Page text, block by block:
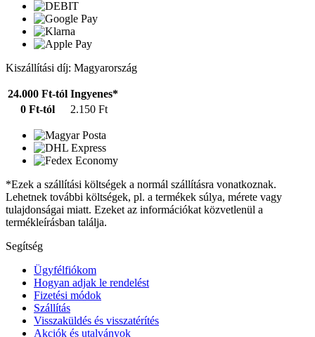
Kiszállítási díj: Magyarország
24.000 Ft-tól Ingyenes*
0 Ft-tól
2.150 Ft
*Ezek a szállítási költségek a normál szállításra vonatkoznak.
Lehetnek további költségek, pl. a termékek súlya, mérete vagy
tulajdonságai miatt. Ezeket az információkat közvetlenül a
termékleírásban találja.
Segítség
Ügyfélfiókom
Hogyan adjak le rendelést
Fizetési módok
Szállítás
Visszaküldés és visszatérítés
Akciók és utalványok